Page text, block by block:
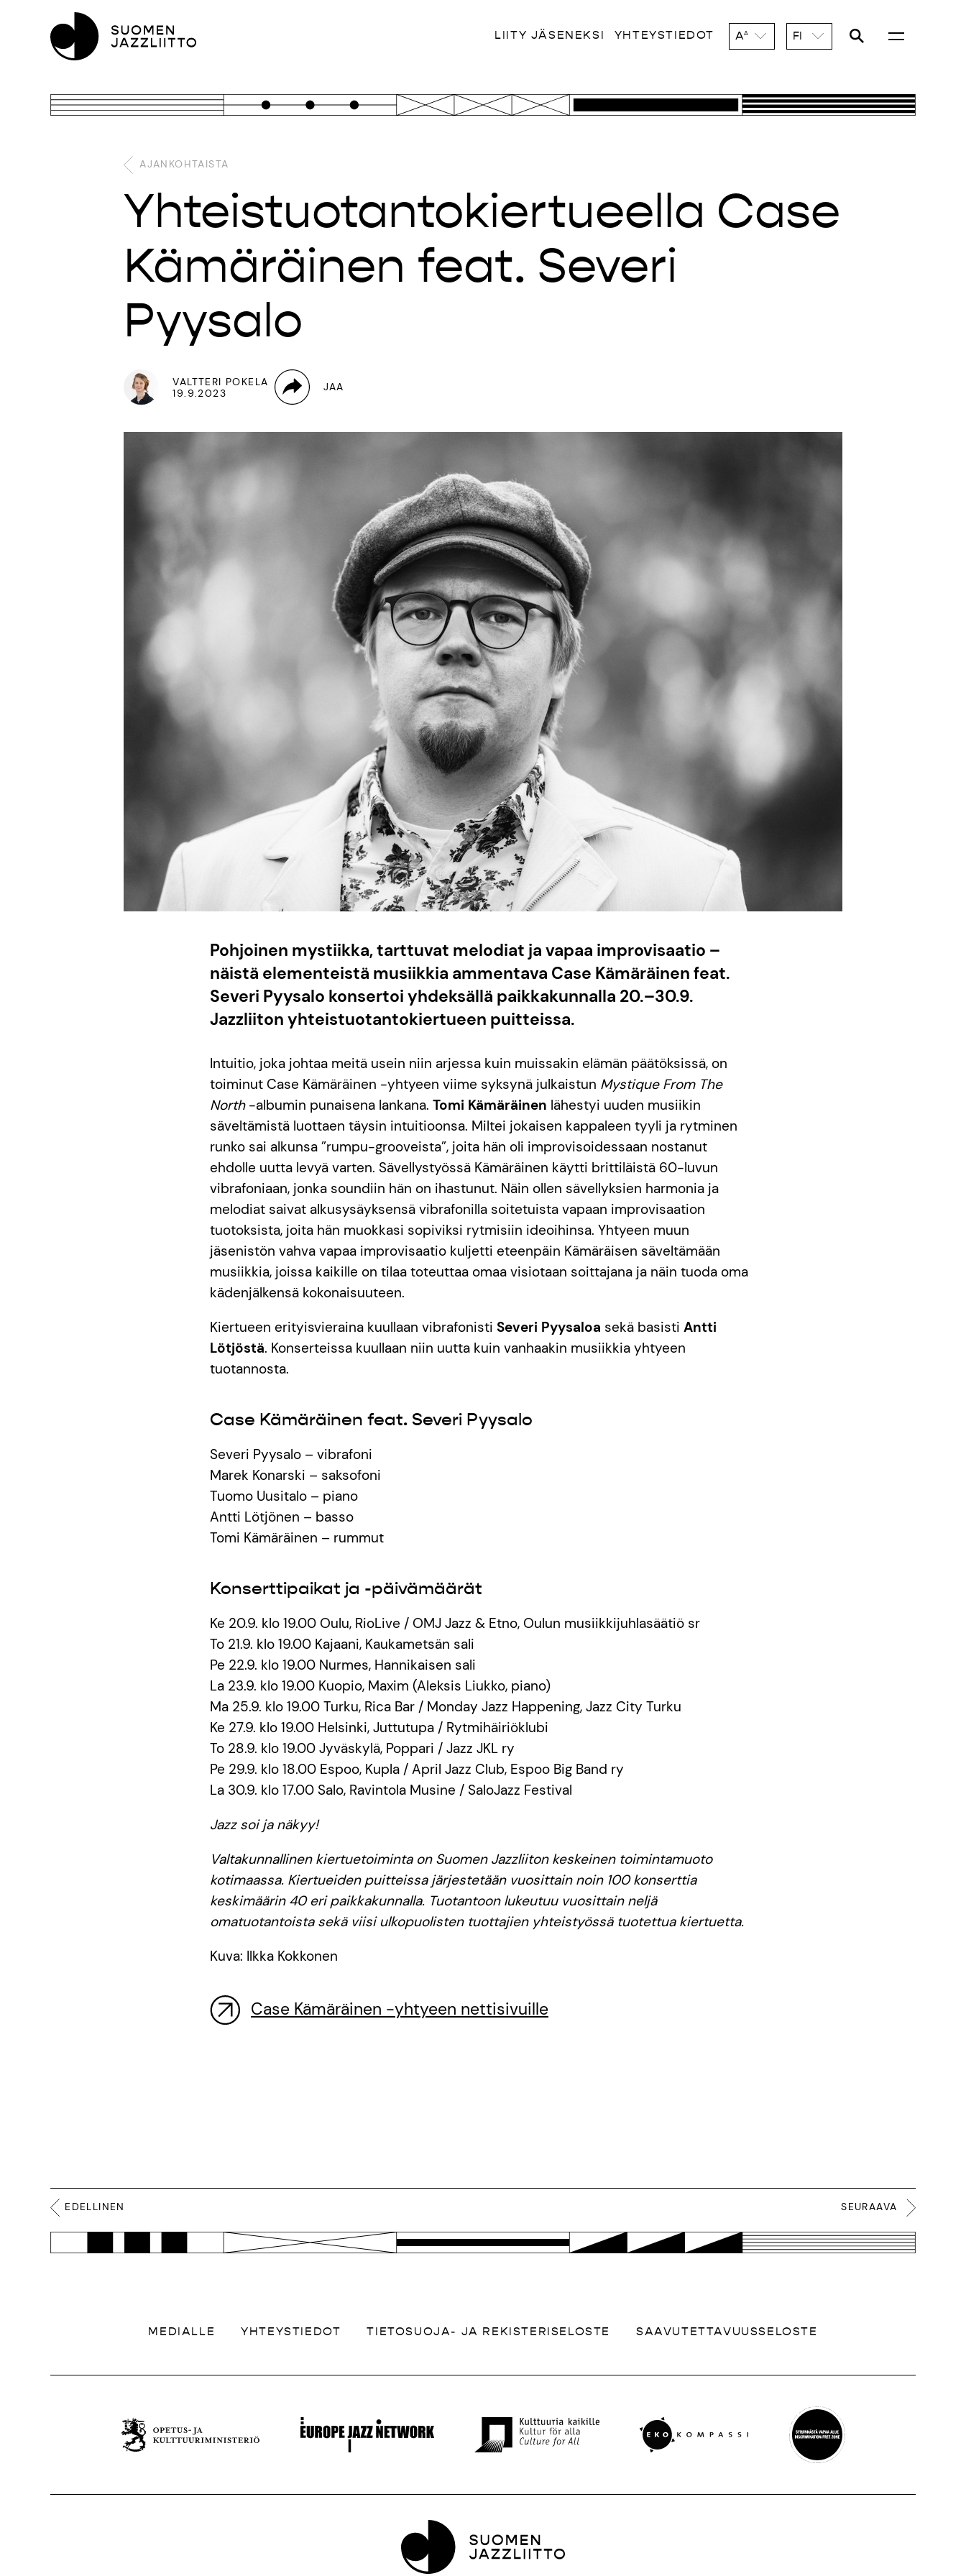
LIITY JÄSENEKSI YHTEYSTIEDOT AA FI
AJANKOHTAISTA
Yhteistuotantokiertueella Case
Kämäräinen feat. Severi
Pyysalo
VALTTERI POKELA
19.9.2023
Pohjoinen mystiikka, tarttuvat melodiat ja vapaa improvisaatio –
näistä elementeistä musiikkia ammentava Case Kämäräinen feat.
Severi Pyysalo konsertoi yhdeksällä paikkakunnalla 20.–30.9.
Jazzliiton yhteistuotantokiertueen puitteissa.
Intuitio, joka johtaa meitä usein niin arjessa kuin muissakin elämän päätöksissä, on
toiminut Case Kämäräinen -yhtyeen viime syksynä julkaistun Mystique From The
North-albumin punaisena lankana. Tomi Kämäräinen lähestyi uuden musiikin
säveltämistä luottaen täysin intuitioonsa. Miltei jokaisen kappaleen tyyli ja rytminen
runko sai alkunsa ”rumpu-grooveista”, joita hän oli improvisoidessaan nostanut
ehdolle uutta levyä varten. Sävellystyössä Kämäräinen käytti brittiläistä 60-luvun
vibrafoniaan, jonka soundiin hän on ihastunut. Näin ollen sävellyksien harmonia ja
melodiat saivat alkusysäyksensä vibrafonilla soitetuista vapaan improvisaation
tuotoksista, joita hän muokkasi sopiviksi rytmisiin ideoihinsa. Yhtyeen muun
jäsenistön vahva vapaa improvisaatio kuljetti eteenpäin Kämäräisen säveltämään
musiikkia, joissa kaikille on tilaa toteuttaa omaa visiotaan soittajana ja näin tuoda oma
kädenjälkensä kokonaisuuteen.
Kiertueen erityisvieraina kuullaan vibrafonisti Severi Pyysaloa sekä basisti Antti
Lötjöstä. Konserteissa kuullaan niin uutta kuin vanhaakin musiikkia yhtyeen
tuotannosta.
Case Kämäräinen feat. Severi Pyysalo
Severi Pyysalo – vibrafoni
Marek Konarski – saksofoni
Tuomo Uusitalo – piano
Antti Lötjönen – basso
Tomi Kämäräinen – rummut
Konserttipaikat ja -päivämäärät
Ke 20.9. klo 19.00 Oulu, RioLive / OMJ Jazz & Etno, Oulun musiikkijuhlasäätiö sr
To 21.9. klo 19.00 Kajaani, Kaukametsän sali
Pe 22.9. klo 19.00 Nurmes, Hannikaisen sali
La 23.9. klo 19.00 Kuopio, Maxim (Aleksis Liukko, piano)
Ma 25.9. klo 19.00 Turku, Rica Bar / Monday Jazz Happening, Jazz City Turku
Ke 27.9. klo 19.00 Helsinki, Juttutupa / Rytmihäiriöklubi
To 28.9. klo 19.00 Jyväskylä, Poppari / Jazz JKL ry
Pe 29.9. klo 18.00 Espoo, Kupla / April Jazz Club, Espoo Big Band ry
La 30.9. klo 17.00 Salo, Ravintola Musine / SaloJazz Festival
Jazz soi ja näkyy!
Valtakunnallinen kiertuetoiminta on Suomen Jazzliiton keskeinen toimintamuoto
kotimaassa. Kiertueiden puitteissa järjestetään vuosittain noin 100 konserttia
keskimäärin 40 eri paikkakunnalla. Tuotantoon lukeutuu vuosittain neljä
omatuotantoista sekä viisi ulkopuolisten tuottajien yhteistyössä tuotettua kiertuetta.
Kuva: Ilkka Kokkonen
Case Kämäräinen -yhtyeen nettisivuille
EDELLINEN SEURAAVA
MEDIALLE YHTEYSTIEDOT TIETOSUOJA- JA REKISTERISELOSTE SAAVUTETTAVUUSSELOSTE